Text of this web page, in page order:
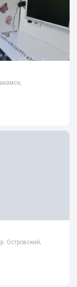
Островский,